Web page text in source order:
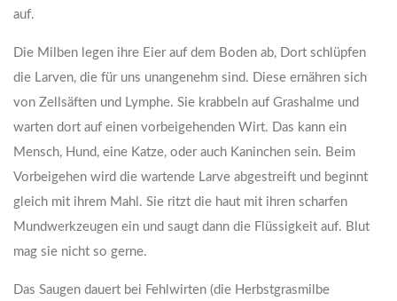
auf.
Die Milben legen ihre Eier auf dem Boden ab, Dort schlüpfen
die Larven, die für uns unangenehm sind. Diese ernähren sich
von Zellsäften und Lymphe. Sie krabbeln auf Grashalme und
warten dort auf einen vorbeigehenden Wirt. Das kann ein
Mensch, Hund, eine Katze, oder auch Kaninchen sein. Beim
Vorbeigehen wird die wartende Larve abgestreift und beginnt
gleich mit ihrem Mahl. Sie ritzt die haut mit ihren scharfen
Mundwerkzeugen ein und saugt dann die Flüssigkeit auf. Blut
mag sie nicht so gerne.
Das Saugen dauert bei Fehlwirten (die Herbstgrasmilbe